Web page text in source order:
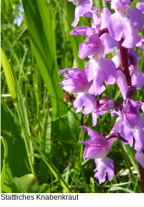
Stattliches Knabenkraut